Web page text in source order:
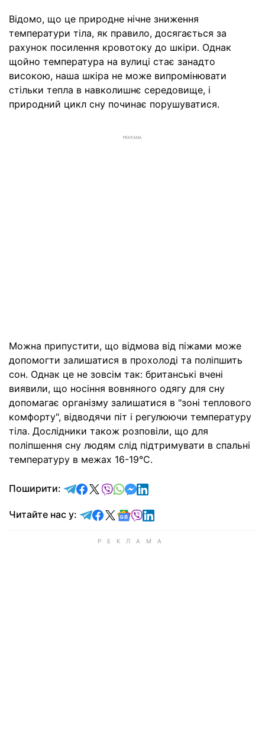
Відомо, що це природне нічне зниження
температури тіла, як правило, досягається за
рахунок посилення кровотоку до шкіри. Однак
щойно температура на вулиці стає занадто
високою, наша шкіра не може випромінювати
стільки тепла в навколишнє середовище, і
природний цикл сну починає порушуватися.
РЕКЛАМА
Можна припустити, що відмова від піжами може
допомогти залишатися в прохолоді та поліпшить
сон. Однак це не зовсім так: британські вчені
виявили, що носіння вовняного одягу для сну
допомагає організму залишатися в "зоні теплового
комфорту", відводячи піт і регулюючи температуру
тіла. Дослідники також розповіли, що для
поліпшення сну людям слід підтримувати в спальні
температуру в межах 16-19°C.
Поширити: відправити у Telegram
поділитись у Facebook
поділитись у X
відправити у Viber
відправити у Whatsapp
відправити у Messenger
відправити у LinkedIn
Читайте нас у: Читайте у Telegram
Читайте у Facebook
Читайте у X
Читайте у Google news
Читайте у Viber
Читайте у LinkedIn